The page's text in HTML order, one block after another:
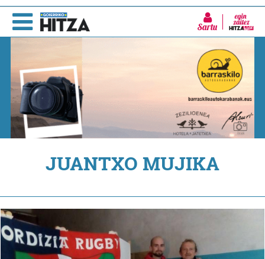
Sartu
JUANTXO MUJIKA